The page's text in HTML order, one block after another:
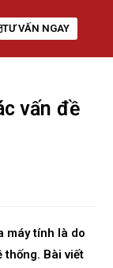
TƯ VẤN NGAY
vấn đề
máy tính là do
thống. Bài viết